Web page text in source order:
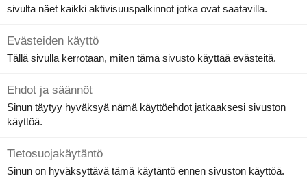
sivulta näet kaikki aktivisuuspalkinnot jotka ovat saatavilla.
Evästeiden käyttö
Tällä sivulla kerrotaan, miten tämä sivusto käyttää evästeitä.
Ehdot ja säännöt
Sinun täytyy hyväksyä nämä käyttöehdot jatkaaksesi sivuston
käyttöä.
Tietosuojakäytäntö
Sinun on hyväksyttävä tämä käytäntö ennen sivuston käyttöä.